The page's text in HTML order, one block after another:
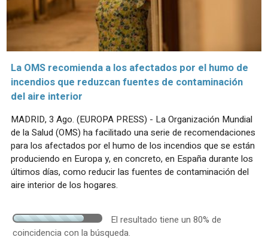
La OMS recomienda a los afectados por el humo de
incendios que reduzcan fuentes de contaminación
del aire interior
MADRID, 3 Ago. (EUROPA PRESS) - La Organización Mundial
de la Salud (OMS) ha facilitado una serie de recomendaciones
para los afectados por el humo de los incendios que se están
produciendo en Europa y, en concreto, en España durante los
últimos días, como reducir las fuentes de contaminación del
aire interior de los hogares.
El resultado tiene un 80% de
coincidencia con la búsqueda.